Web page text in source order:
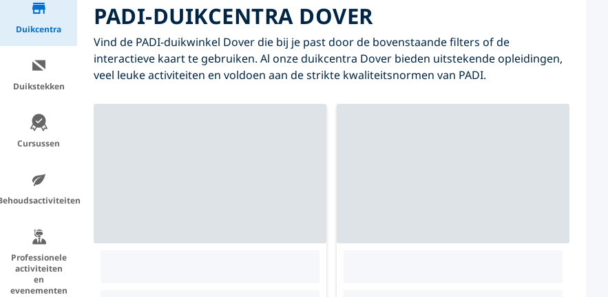
Duikcentra
Duikstekken
Cursussen
Professionele
activiteiten
en
evenementen
PADI-DUIKCENTRA DOVER
Vind de PADI-duikwinkel Dover die bij je past door de bovenstaande filters of de
interactieve kaart te gebruiken. Al onze duikcentra Dover bieden uitstekende opleidingen,
veel leuke activiteiten en voldoen aan de strikte kwaliteitsnormen van PADI.